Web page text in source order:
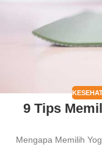
9 Tips
Mengapa Memilih